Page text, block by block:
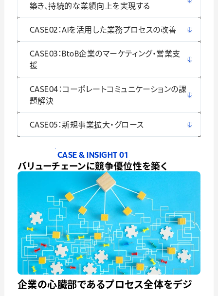
築き、持続的な業績向上を実現する
CASE02：AIを活用した業務プロセスの改善
CASE03：BtoB企業のマーケティング・営業支
援
CASE04：コーポレートコミュニケーションの課
題解決
CASE05：新規事業拡大・グロース
CASE & INSIGHT 01
バリューチェーンに競争優位性を築く
企業の心臓部であるプロセス全体をデジ